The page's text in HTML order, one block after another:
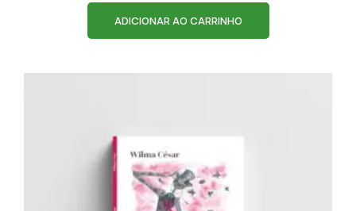
ADICIONAR AO CARRINHO